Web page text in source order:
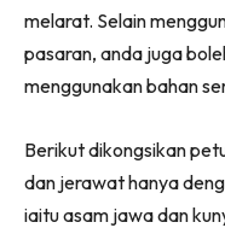
melarat. Selain
pasaran, anda juga
menggunakan bahan
Berikut dikongsikan
dan jerawat hanya
iaitu asam jawa dan